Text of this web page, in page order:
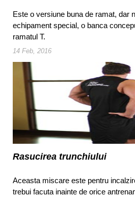
Este o versiune buna de ramat, dar
echipament special, o banca
ramatul T.
14 Feb, 2016
Rasucirea trunchiului
Aceasta miscare este pentru
trebui facuta inainte de orice